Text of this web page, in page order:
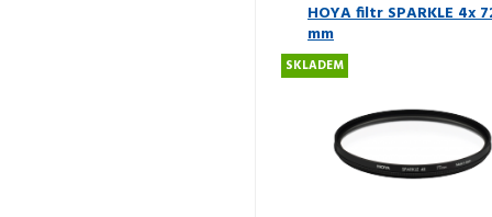
HOYA filtr SPARKLE 4x
mm
SKLADEM